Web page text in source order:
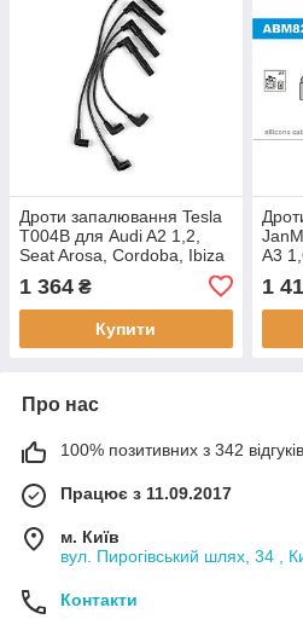
Дроти запалювання Tesla
T004B для Audi A2 1,2,
Seat Arosa, Cordoba, Ibiza
III-IV, Inca, Leon, Toledo II,
Skoda Fabia, Octavia, VW
1 364 ₴
Купити
A3
1,6,
1
Про нас
100% позитивних з 342
Працює з 11.09.2017
м. Київ
вул. Пирогівський шлях, 34 ,
Контакти